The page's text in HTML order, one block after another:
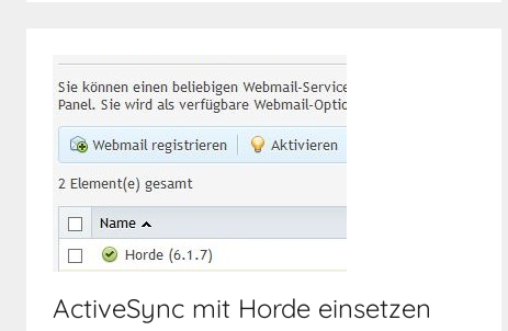
ActiveSync mit Horde einsetzen